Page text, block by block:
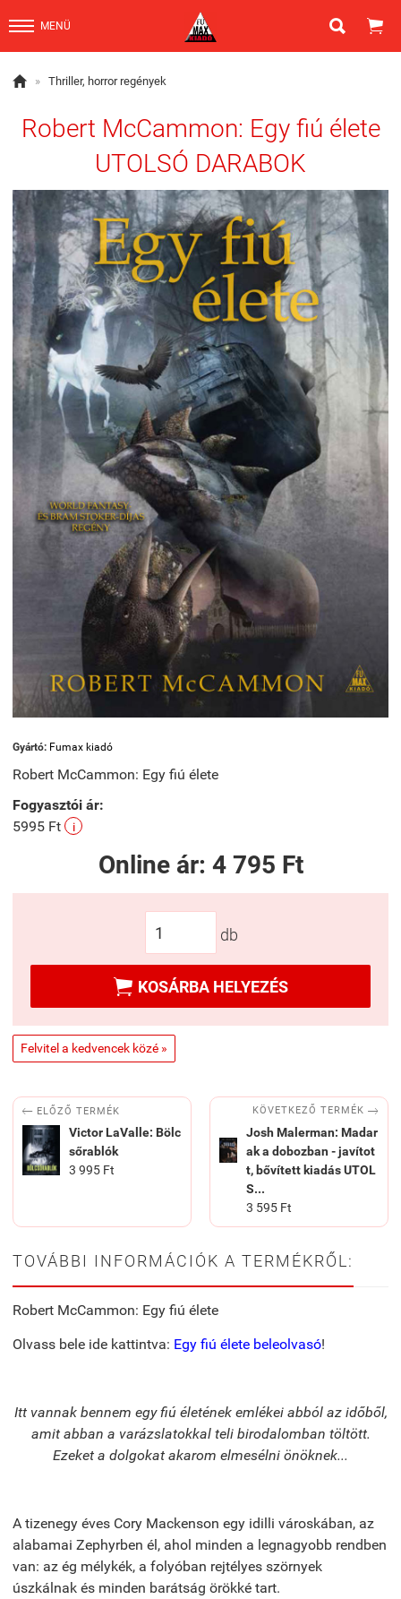
MENÜ  
 » Thriller, horror regények
Robert McCammon: Egy fiú élete
UTOLSÓ DARABOK
Gyártó: Fumax kiadó
Robert McCammon: Egy fiú élete
Fogyasztói ár:
5995 Ft
i
Online ár: 4 795 Ft
db
 KOSÁRBA HELYEZÉS
Felvitel a kedvencek közé »
 ELŐZŐ TERMÉK
Victor LaValle: Bölc
sőrablók
3 995 Ft
KÖVETKEZŐ TERMÉK 
Josh Malerman: Madar
ak a dobozban - javítot
t, bővített kiadás UTOL
S...
3 595 Ft
TOVÁBBI INFORMÁCIÓK A TERMÉKRŐL:
Robert McCammon: Egy fiú élete
Olvass bele ide kattintva: Egy fiú élete beleolvasó!
Itt vannak bennem egy fiú életének emlékei abból az időből,
amit abban a varázslatokkal teli birodalomban töltött.
Ezeket a dolgokat akarom elmesélni önöknek...
A tizenegy éves Cory Mackenson egy idilli városkában, az
alabamai Zephyrben él, ahol minden a legnagyobb rendben
van: az ég mélykék, a folyóban rejtélyes szörnyek
úszkálnak és minden barátság örökké tart.